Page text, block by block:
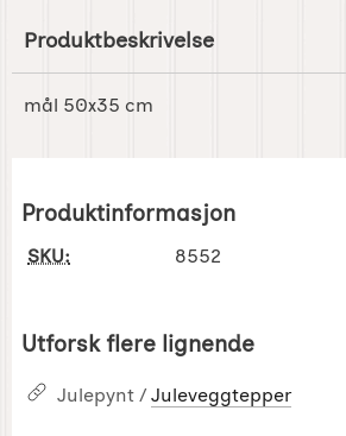
Produktbeskrivelse
mål 50x35 cm
Produktinformasjon
SKU: 8552
Utforsk flere lignende
Julepynt / Juleveggtepper